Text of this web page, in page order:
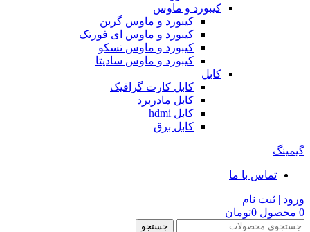
کیبورد و ماوس
کیبورد و ماوس گرین
کیبورد و ماوس ای فورتک
کیبورد و ماوس تسکو
کیبورد و ماوس سادیتا
کابل
کابل کارت گرافیک
کابل مادربرد
کابل hdmi
کابل برق
گیمینگ
تماس با ما
ورود | ثبت نام
0 محصول 0تومان
جستجو